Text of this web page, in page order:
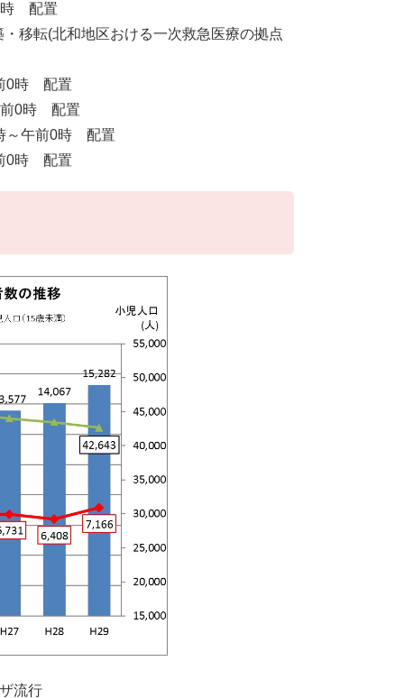
時 配置
移転(北和地区おける一次救急医療の拠点
0時 配置
前0時 配置
～午前0時 配置
0時 配置
流行